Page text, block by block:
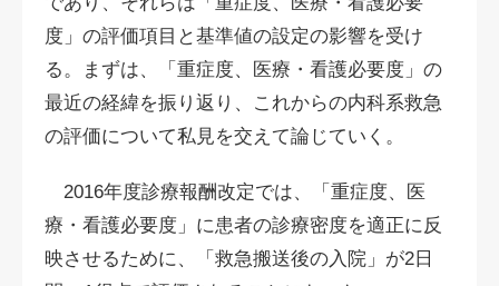
度」の評価項目と基準値の設定の影響を受け
る。まずは、「重症度、医療・看護必要度」の
最近の経緯を振り返り、これからの内科系救急
の評価について私見を交えて論じていく。
2016年度診療報酬改定では、「重症度、医
療・看護必要度」に患者の診療密度を適正に反
映させるために、「救急搬送後の入院」が2日